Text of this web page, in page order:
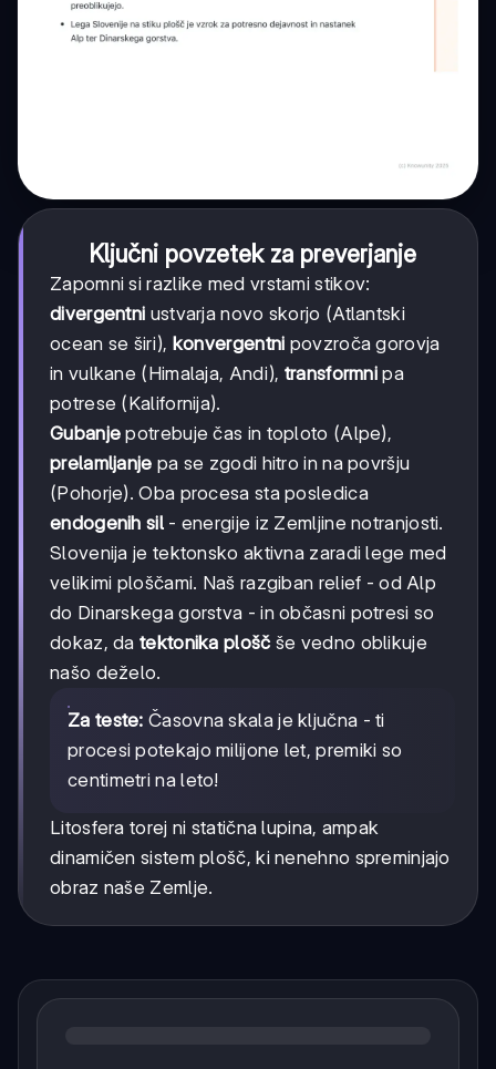
Ključni povzetek za preverjanje
Zapomni si razlike med vrstami stikov:
divergentni ustvarja novo skorjo (Atlantski
ocean se širi), konvergentni povzroča gorovja
in vulkane (Himalaja, Andi), transformni pa
potrese (Kalifornija).
Gubanje potrebuje čas in toploto (Alpe),
prelamljanje pa se zgodi hitro in na površju
(Pohorje). Oba procesa sta posledica
endogenih sil- energije iz Zemljine notranjosti.
Slovenija je tektonsko aktivna zaradi lege med
velikimi ploščami. Naš razgiban relief - od Alp
do Dinarskega gorstva - in občasni potresi so
dokaz, datektonika plošč še vedno oblikuje
našo deželo.
Za teste: Časovna skala je ključna - ti
procesi potekajo milijone let, premiki so
centimetri na leto!
Litosfera torej ni statična lupina, ampak
dinamičen sistem plošč, ki nenehno spreminjajo
obraz naše Zemlje.